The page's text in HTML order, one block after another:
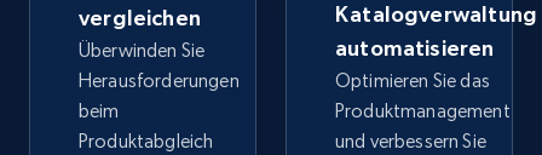
TikTok Shop - discover records by shop url
URL, Title, Available, Description, Currency, Initial
price, Final price, Discount percent, and more.
vergleichen
Überwinden Sie
Herausforderungen
beim
Produktabgleich
Katalogverwaltung
automatisieren
Optimieren Sie das
Produktmanagement
und verbessern Sie